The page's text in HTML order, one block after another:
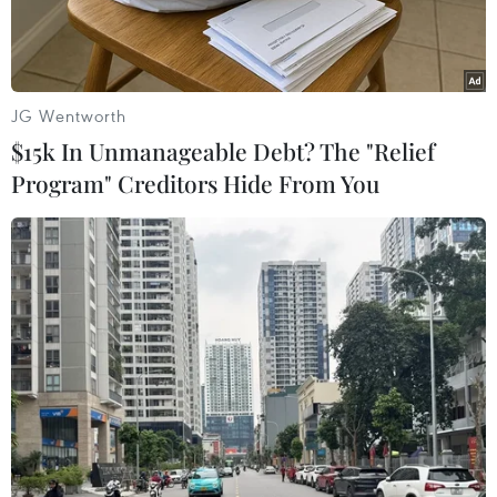
Ông Shiberu Ishiba, cố vấn chính sách quốc phòng hàng đầu
của Chính phủ Nhật Bản. (Nguồn: AP)
Theo AP, ông Shiberu Ishiba, cố vấn chính sách
quốc phòng hàng đầu của Chính phủ Nhật Bản
đã đề xuất vận dụng đề nghị của Tổng thống đắc
JG Wentworth
$15k In Unmanageable Debt? The "Relief
Program" Creditors Hide From You